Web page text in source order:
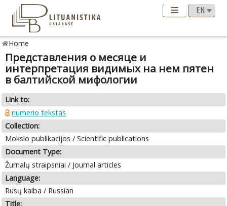
Home
Представления о месяце и
интерпретация видимых на нем пятен
в балтийской мифологии
Link to:
numerio tekstas
Collection:
Mokslo publikacijos / Scientific publications
Document Type:
Žurnalų straipsniai / Journal articles
Language:
Rusų kalba / Russian
Title: